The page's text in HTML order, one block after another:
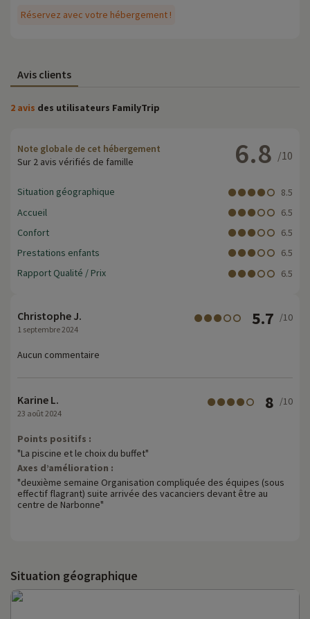
Réservez avec votre hébergement !
Avis clients
2 avis des utilisateurs FamilyTrip
Note globale de cet hébergement
Sur 2 avis vérifiés de famille
6.8 /10
Situation géographique
8.5
Accueil
6.5
Confort
6.5
Prestations enfants
6.5
Rapport Qualité / Prix
6.5
Christophe J.
1 septembre 2024
5.7 /10
Aucun commentaire
Karine L.
23 août 2024
8 /10
Points positifs :
"La piscine et le choix du buffet"
Axes d’amélioration :
"deuxième semaine Organisation compliquée des équipes (sous
effectif flagrant) suite arrivée des vacanciers devant être au
centre de Narbonne"
Situation géographique